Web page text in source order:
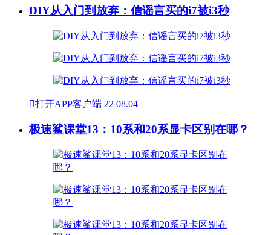
DIY从入门到放弃：信谣言买的i7被i3秒
打开APP客户端 22 08.04
极速鲨课堂13：10系和20系显卡区别在哪？